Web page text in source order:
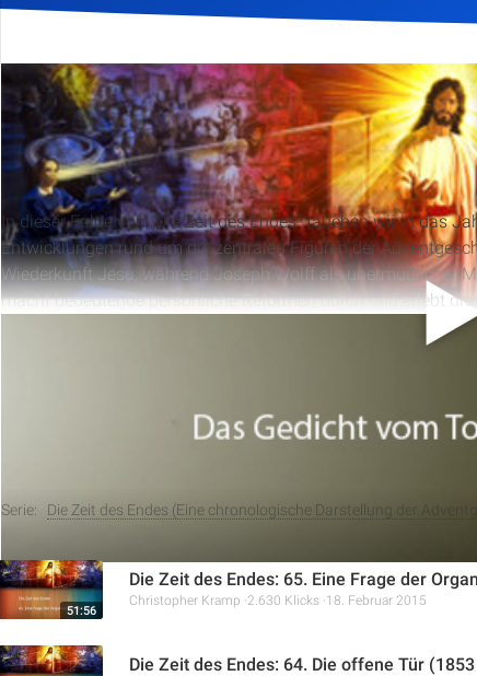
Veröffentlicht am 12. Juni 2013 1.178Klicks
In dieser Folge von „Die Zeit des Endes“ tauchen wir in das
Entwicklungen rund um die zentralen Figuren der
Wiederkunft Jesu, während Joseph Wolff als unermüdlicher
macht bedeutende persönliche Reformen durch und erlebt
religiöse Welt wird durch die Monroe-Doktrin und die Wahl
Anfänge der Mormonenbewegung und die wachsendealles
Serie: Die Zeit des Endes (Eine chronologische Darstellung der
51:56
Die Zeit des Endes: 65. Eine Frage der
Christopher Kramp 2.630 Klicks 18. Februar 2015
Die Zeit des Endes: 64. Die offene Tür